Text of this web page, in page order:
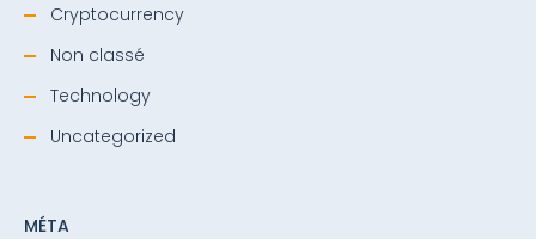
Cryptocurrency
Non classé
Technology
Uncategorized
MÉTA